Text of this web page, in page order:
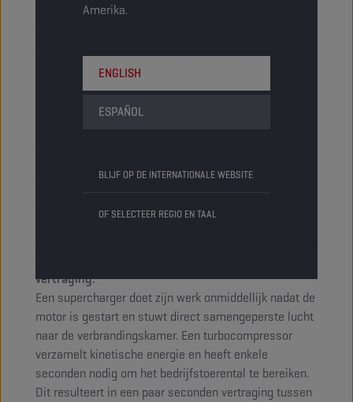
Amerika.
ENGLISH
ESPAÑOL
BLIJF OP DE INTERNATIONALE WEBSITE
OF SELECTEER REGIO EN TAAL
hergebruiktterwijl een
gebruik van een turbine die rechtstreeks is
aangesloten op de krukas, wat enige weerstand
veroorzaakt.
vertraging.
Een supercharger doet zijn werk onmiddellijk nadat de
motor is gestart en stuwt direct samengeperste lucht
naar de verbrandingskamer. Een turbocompressor
verzamelt kinetische energie en heeft enkele
seconden nodig om het bedrijfstoerental te bereiken.
Dit resulteert in een paar seconden vertraging tussen